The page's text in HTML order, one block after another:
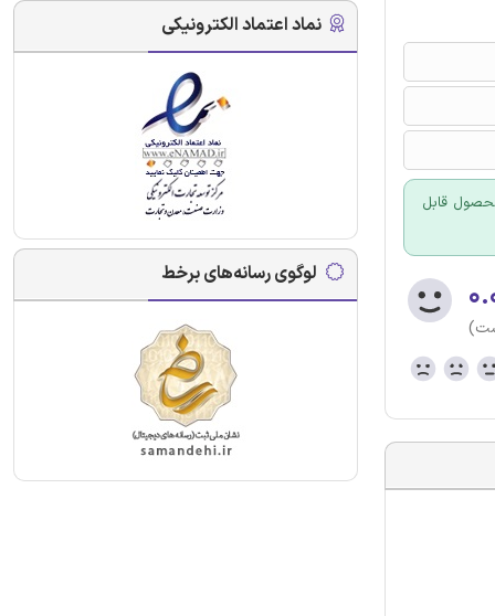
قابل
نماد اعتماد الکترونیکی
لوگوی رسانه‌های برخط